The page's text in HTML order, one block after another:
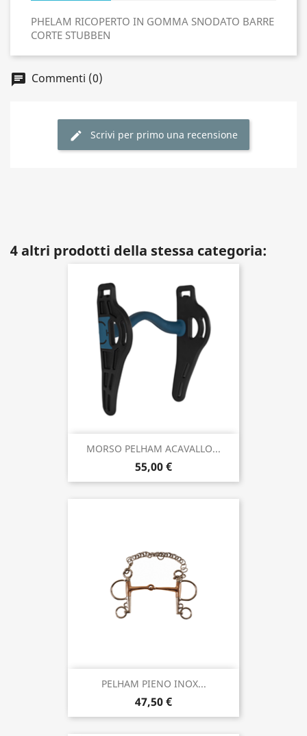
PHELAM RICOPERTO IN GOMMA SNODATO BARRE
CORTE STUBBEN
Commenti (0)
Scrivi per primo una recensione
4 altri prodotti della stessa categoria:
MORSO PELHAM ACAVALLO...
55,00 €
PELHAM PIENO INOX...
47,50 €